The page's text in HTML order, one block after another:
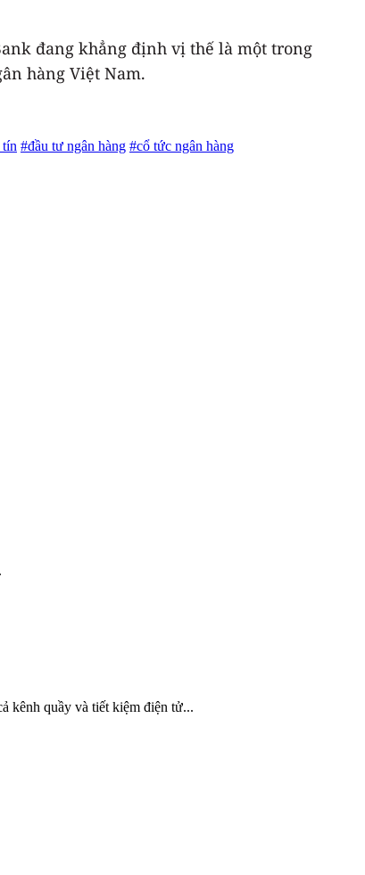
đang khẳng định vị thế là một trong
hàng Việt Nam.
tín #đầu tư ngân hàng #cổ tức ngân hàng
kênh quầy và tiết kiệm điện tử...